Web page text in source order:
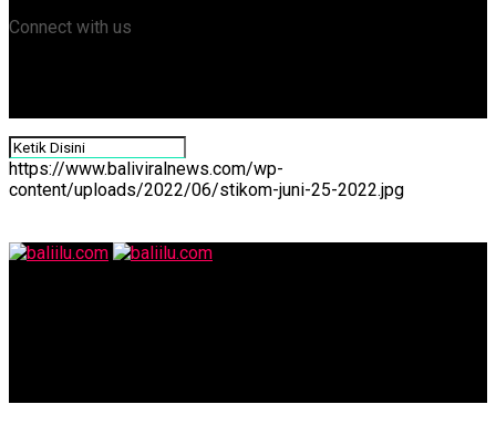
Connect with us
https://www.baliviralnews.com/wp-
content/uploads/2022/06/stikom-juni-25-2022.jpg